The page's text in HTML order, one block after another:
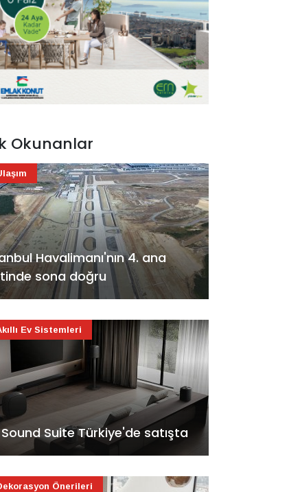
Okunanlar
Havalimanı'nın 4. ana
sona doğru
Sound Suite Türkiye'de satışta
Ev Sistemleri
Önerileri